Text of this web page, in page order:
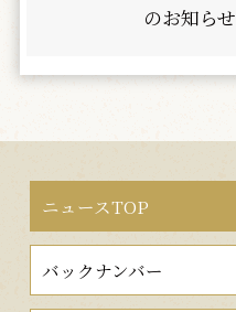
のお知らせ
ニュースTOP
バックナンバー